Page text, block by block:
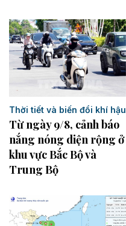
Thời tiết và biến đổi khí hậu
Từ ngày 9/8, cảnh báo
nắng nóng diện rộng ở
khu vực Bắc Bộ và
Trung Bộ